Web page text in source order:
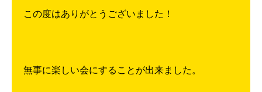
この度はありがとうございました！
無事に楽しい会にすることが出来ました。